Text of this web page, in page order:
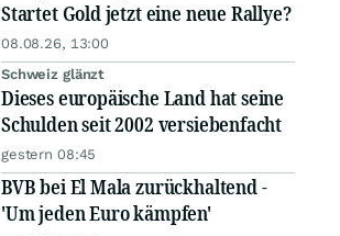
Startet Gold jetzt eine neue Rallye?
08.08.26, 13:00
Schweiz glänzt
Dieses europäische Land hat seine
Schulden seit 2002 versiebenfacht
gestern 08:45
BVB bei El Mala zurückhaltend -
'Um jeden Euro kämpfen'